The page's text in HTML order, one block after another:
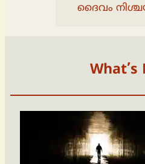
ദൈവം
What’s